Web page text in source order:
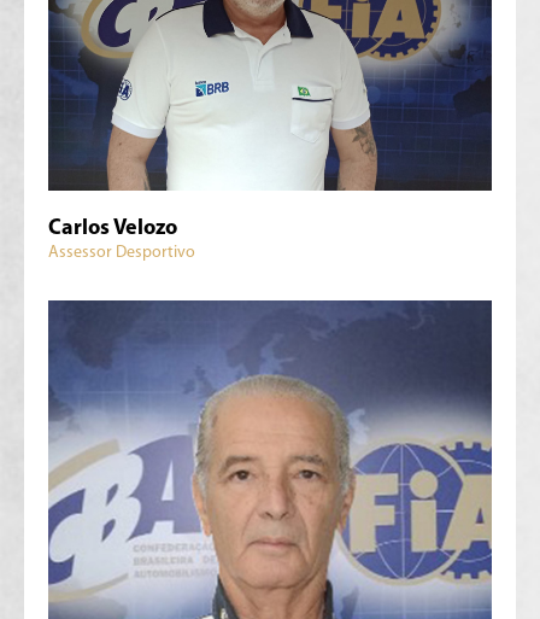
Carlos Velozo
Assessor Desportivo